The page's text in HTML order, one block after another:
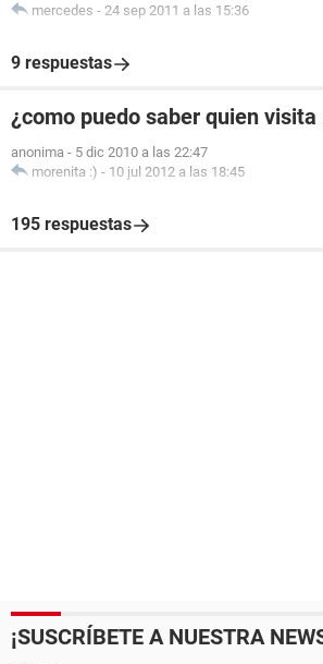
mercedes - 24 sep 2011 a las 15:36
9 respuestas
¿como puedo saber quien
anonima - 5 dic 2010 a las 22:47
morenita :) - 10 jul 2012 a las 18:45
195 respuestas
¡SUSCRÍBETE A NUESTRA